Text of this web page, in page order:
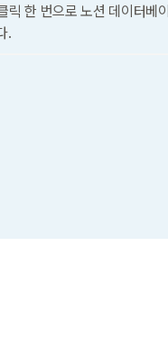
릭 한 번으로 노션 데이터베
.